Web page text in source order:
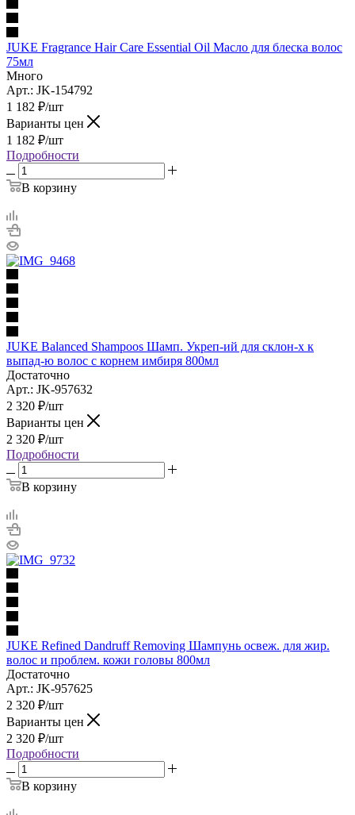
JUKE Fragrance Hair Care Essential Oil Масло для блеска волос
75мл
Много
Арт.: JK-154792
1 182 ₽/шт
Варианты цен
1 182 ₽/шт
Подробности
В корзину
JUKE Balanced Shampoos Шамп. Укреп-ий для склон-х к
выпад-ю волос с корнем имбиря 800мл
Достаточно
Арт.: JK-957632
2 320 ₽/шт
Варианты цен
2 320 ₽/шт
Подробности
В корзину
JUKE Refined Dandruff Removing Шампунь освеж. для жир.
волос и проблем. кожи головы 800мл
Достаточно
Арт.: JK-957625
2 320 ₽/шт
Варианты цен
2 320 ₽/шт
Подробности
В корзину